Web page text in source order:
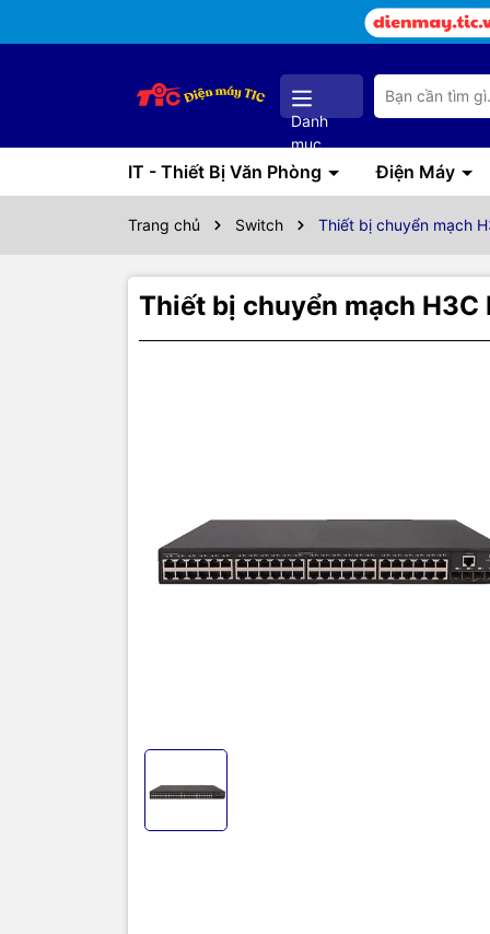
Danh
mục
IT - Thiết Bị Văn Phòng Điện Máy
Trang chủ Switch Thiết bị chuyển mạch
Thiết bị chuyển mạch
Thiết bị
SDRAM
104Gbps
trở thành
Switch
khai